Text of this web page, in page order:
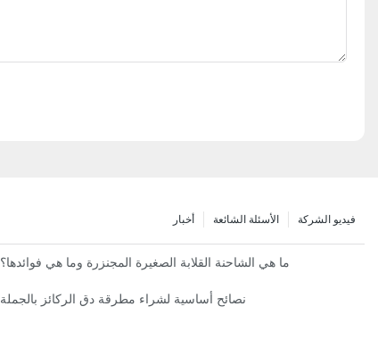
فيديو الشركة الأسئلة الشائعة أخبار
ما هي الشاحنة القلابة الصغيرة المجنزرة وما هي فوائدها؟
نصائح أساسية لشراء مطرقة دق الركائز بالجملة